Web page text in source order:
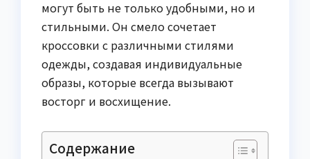
могут быть не только удобными, но и
стильными. Он смело сочетает
кроссовки с различными стилями
одежды, создавая индивидуальные
образы, которые всегда вызывают
восторг и восхищение.
Содержание